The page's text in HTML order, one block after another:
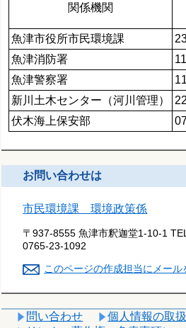
関係機関
魚津市役所市民環境課
魚津消防署
魚津警察署
新川土木センター（河川管理）
伏木海上保安部
お問い合わせは
市民環境課 環境政策係
〒937-8555 魚津市釈迦堂1-10-1
0765-23-1092
このページの作成担当にメール
問い合わせ
個人情報の取